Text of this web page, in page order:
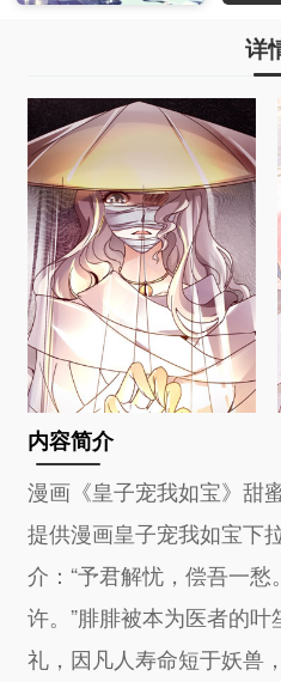
详
内容简介
漫画《皇子宠我如宝》甜
提供漫画皇子宠我如宝下
介：“予君解忧，偿吾一
许。”腓腓被本为医者的
礼，因凡人寿命短于妖兽